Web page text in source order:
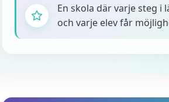
En skola där varje steg i
och varje elev får